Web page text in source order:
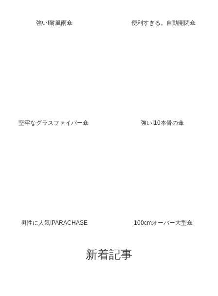
強い!耐風雨傘 便利すぎる。自動開閉傘
堅牢なグラスファイバー傘 強い!10本骨の傘
男性に人気!PARACHASE 100cmオーバー大型傘
新着記事